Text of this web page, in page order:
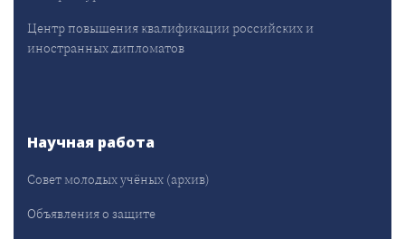
Центр повышения квалификации российских и
иностранных дипломатов
Научная работа
Совет молодых учёных (архив)
Объявления о защите